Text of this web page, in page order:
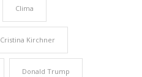
Clima
Cristina Kirchner
Donald Trump